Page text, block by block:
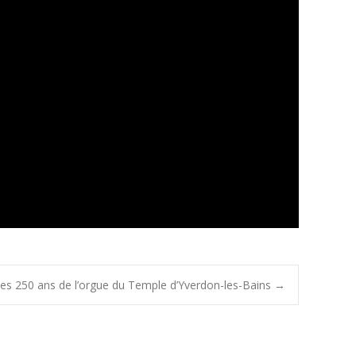
250 ans de l’orgue du Temple d’Yverdon-les-Bains →